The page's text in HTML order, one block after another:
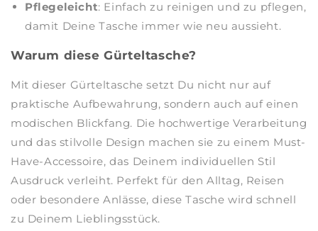
Pflegeleicht: Einfach zu reinigen und zu pflegen,
damit Deine Tasche immer wie neu aussieht.
Warum diese Gürteltasche?
Mit dieser Gürteltasche setzt Du nicht nur auf
praktische Aufbewahrung, sondern auch auf einen
modischen Blickfang. Die hochwertige Verarbeitung
und das stilvolle Design machen sie zu einem Must-
Have-Accessoire, das Deinem individuellen Stil
Ausdruck verleiht. Perfekt für den Alltag, Reisen
oder besondere Anlässe, diese Tasche wird schnell
zu Deinem Lieblingsstück.